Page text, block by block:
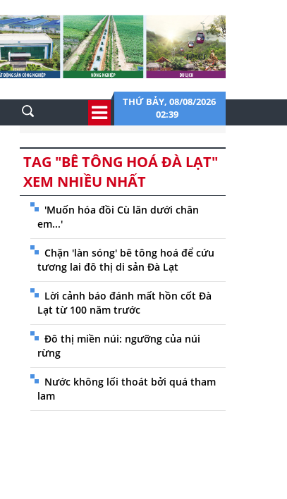
THỨ BẢY, 08/08/2026
02:39
TAG "BÊ TÔNG HOÁ ĐÀ LẠT"
XEM NHIỀU NHẤT
'Muốn hóa đồi Cù lăn dưới chân
em...'
Chặn 'làn sóng' bê tông hoá để cứu
tương lai đô thị di sản Đà Lạt
Lời cảnh báo đánh mất hồn cốt Đà
Lạt từ 100 năm trước
Đô thị miền núi: ngưỡng của núi
rừng
Nước không lối thoát bởi quá tham
lam